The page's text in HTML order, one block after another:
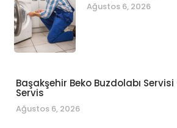
Ağustos 6, 2026
Başakşehir Beko Buzdolabı
Servis
Ağustos 6, 2026